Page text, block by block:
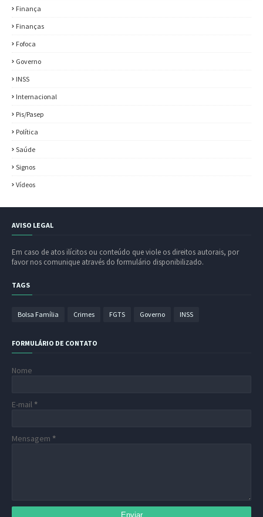
Finança
Finanças
Fofoca
Governo
INSS
Internacional
Pis/Pasep
Política
Saúde
Signos
Vídeos
AVISO LEGAL
Em caso de atos ilícitos ou conteúdo que viole os direitos autorais, por
favor nos comunique através do formulário disponibilizado.
TAGS
Bolsa Família Crimes FGTS Governo INSS
FORMULÁRIO DE CONTATO
Nome
E-mail *
Mensagem *